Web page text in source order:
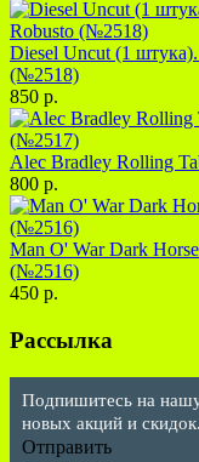
Diesel Uncut (1
(№2518)
850 р.
Alec Bradley Rolling
800 р.
Man O' War Dark
(№2516)
450 р.
Рассылка
Подпишитесь на нашу
новых акций и скидок.
Отправить